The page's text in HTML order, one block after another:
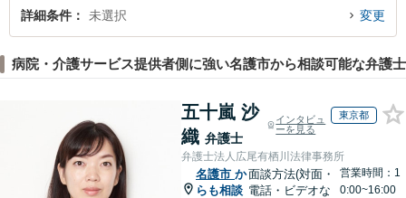
護市内の弁護士に相談予約したい』などでお困りの相談者さんにおすすめで
詳細条件 未選択 変更
病院・介護サービス提供者側に強い名護市から相談可能な弁護士
五十嵐 沙
織 弁護士
インタビュ
ーを見る
東京都
弁護士法人広尾有栖川法律事務所
名護市 か
らも相談
面談方法(対面・
電話・ビデオな
営業時間：1
0:00~16:00